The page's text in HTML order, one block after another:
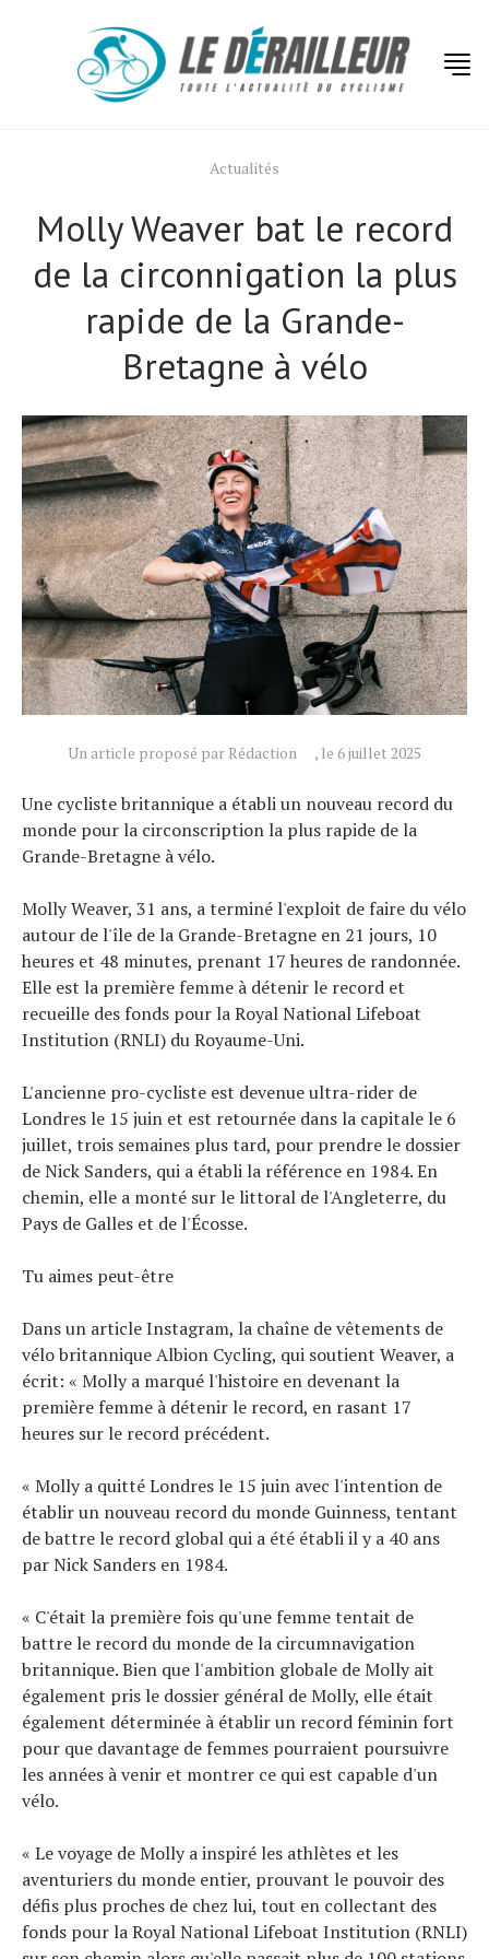
Actualités
Molly Weaver bat le record
de la circonnigation la plus
rapide de la Grande-
Bretagne à vélo
Un article proposé par Rédaction , le 6 juillet 2025
Une cycliste britannique a établi un nouveau record du
monde pour la circonscription la plus rapide de la
Grande-Bretagne à vélo.
Molly Weaver, 31 ans, a terminé l'exploit de faire du vélo
autour de l'île de la Grande-Bretagne en 21 jours, 10
heures et 48 minutes, prenant 17 heures de randonnée.
Elle est la première femme à détenir le record et
recueille des fonds pour la Royal National Lifeboat
Institution (RNLI) du Royaume-Uni.
L'ancienne pro-cycliste est devenue ultra-rider de
Londres le 15 juin et est retournée dans la capitale le 6
juillet, trois semaines plus tard, pour prendre le dossier
de Nick Sanders, qui a établi la référence en 1984. En
chemin, elle a monté sur le littoral de l'Angleterre, du
Pays de Galles et de l'Écosse.
Tu aimes peut-être
Dans un article Instagram, la chaîne de vêtements de
vélo britannique Albion Cycling, qui soutient Weaver, a
écrit: « Molly a marqué l'histoire en devenant la
première femme à détenir le record, en rasant 17
heures sur le record précédent.
« Molly a quitté Londres le 15 juin avec l'intention de
établir un nouveau record du monde Guinness, tentant
de battre le record global qui a été établi il y a 40 ans
par Nick Sanders en 1984.
« C'était la première fois qu'une femme tentait de
battre le record du monde de la circumnavigation
britannique. Bien que l'ambition globale de Molly ait
également pris le dossier général de Molly, elle était
également déterminée à établir un record féminin fort
pour que davantage de femmes pourraient poursuivre
les années à venir et montrer ce qui est capable d'un
vélo.
« Le voyage de Molly a inspiré les athlètes et les
aventuriers du monde entier, prouvant le pouvoir des
défis plus proches de chez lui, tout en collectant des
fonds pour la Royal National Lifeboat Institution (RNLI)
Tests de produits
Conseils
Tous nos articles
À propos